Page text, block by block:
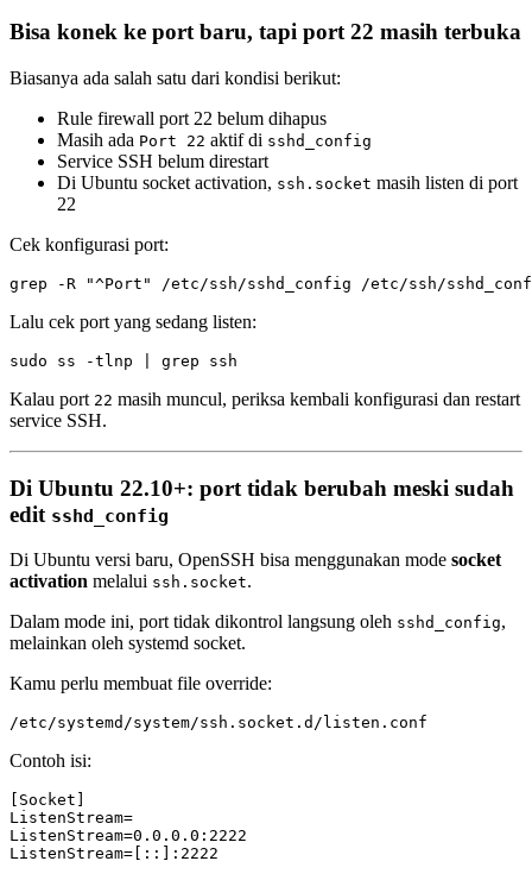
Bisa konek ke port baru, tapi port 22 masih terbuka
Biasanya ada salah satu dari kondisi berikut:
Rule firewall port 22 belum dihapus
Masih ada Port 22 aktif di sshd_config
Service SSH belum direstart
Di Ubuntu socket activation, ssh.socket masih listen di port
22
Cek konfigurasi port:
Lalu cek port yang sedang listen:
Kalau port 22 masih muncul, periksa kembali konfigurasi dan restart
service SSH.
Di Ubuntu 22.10+: port tidak berubah meski sudah
edit sshd_config
Di Ubuntu versi baru, OpenSSH bisa menggunakan mode socket
activation melalui ssh.socket.
Dalam mode ini, port tidak dikontrol langsung oleh sshd_config,
melainkan oleh systemd socket.
Kamu perlu membuat file override:
Contoh isi:
[Socket]
ListenStream=
ListenStream=0.0.0.0:2222